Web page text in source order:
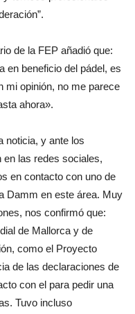
de la FEP añadió que:
en beneficio del pádel, es
mi opinión, no me parece
ahora».
noticia, y ante los
las redes sociales,
en contacto con uno de
Damm en este área. Muy
nos confirmó que:
de Mallorca y de
como el Proyecto
de las declaraciones de
con el para pedir una
Tuvo incluso